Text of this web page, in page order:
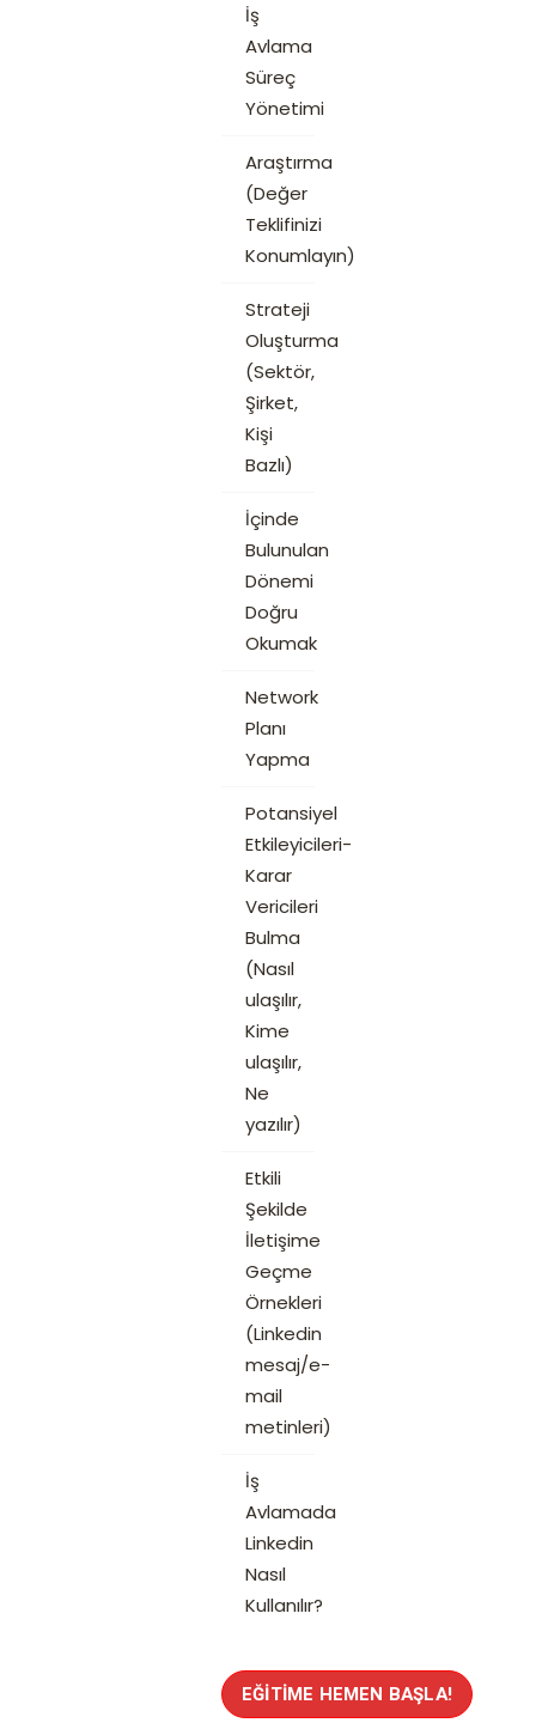
İş
Avlama
Süreç
Yönetimi
Araştırma
(Değer
Teklifinizi
Konumlayın)
Strateji
Oluşturma
(Sektör,
Şirket,
Kişi
Bazlı)
İçinde
Bulunulan
Dönemi
Doğru
Okumak
Network
Planı
Yapma
Potansiyel
Etkileyicileri-
Karar
Vericileri
Bulma
(Nasıl
ulaşılır,
Kime
ulaşılır,
Ne
yazılır)
Etkili
Şekilde
İletişime
Geçme
Örnekleri
(Linkedin
mesaj/e-
mail
metinleri)
İş
Avlamada
Linkedin
Nasıl
Kullanılır?
EĞITIME HEMEN BAŞLA!